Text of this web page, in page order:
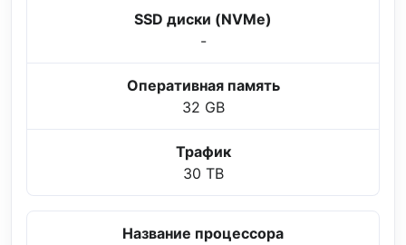
SSD диски (NVMe)
-
Оперативная память
32 GB
Трафик
30 TB
Название процессора